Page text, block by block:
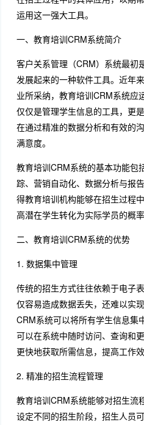
运用这一强大工具。
一、教育培训CRM系统简介
客户关系管理（CRM）系统最初
发展起来的一种软件工具。近年
业所采纳，教育培训CRM系统应
仅仅是管理学生信息的工具，更
在通过精准的数据分析和有效的
满意度。
教育培训CRM系统的基本功能包
踪、营销自动化、数据分析与报
得教育培训机构能够在招生过程
高潜在学生转化为实际学员的概率
二、教育培训CRM系统的优势
1. 数据集中管理
传统的招生方式往往依赖于电子
仅容易造成数据丢失，还难以实
CRM系统可以将所有学生信息集
可以在系统中随时访问、查询和
更快地获取所需信息，提高工作效
2. 精准的招生流程管理
教育培训CRM系统能够对招生流
设定不同的招生阶段，招生人员